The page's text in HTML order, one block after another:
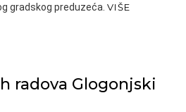
gradskog preduzeća. VIŠE
radova Glogonjski